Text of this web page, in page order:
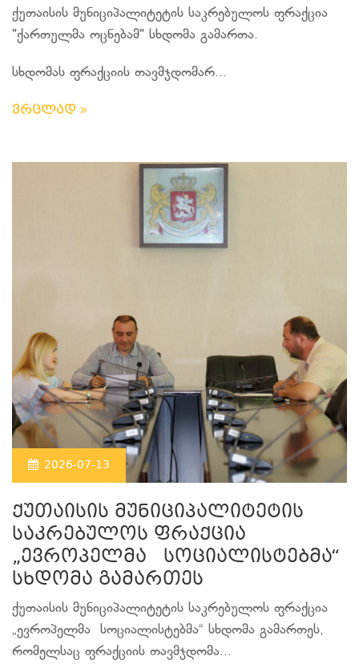
ქუთაისის მუნიციპალიტეტის საკრებულოს ფრაქცია
"ქართულმა ოცნებამ" სხდომა გამართა.
სხდომას ფრაქციის თავმჯდომარ...
ვრცლად
2026-07-13
ქუთაისის მუნიციპალიტეტის
საკრებულოს ფრაქცია
„ევროპელმა სოციალისტებმა“
სხდომა გამართეს
ქუთაისის მუნიციპალიტეტის საკრებულოს ფრაქცია
„ევროპელმა სოციალისტებმა“ სხდომა გამართეს,
რომელსაც ფრაქციის თავმჯდომა...